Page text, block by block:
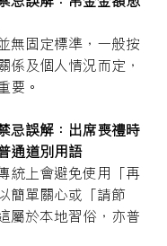
無固定標準，一般按
係及個人情況而定，
要。
忌誤解：出席喪禮時
通道別用語
統上會避免使用「再
簡單關心或「請節
屬於本地習俗，亦普